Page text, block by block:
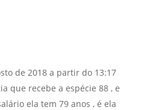
de 2018 a partir do 13:17
que recebe a espécie 88 , e
ela tem 79 anos , é ela